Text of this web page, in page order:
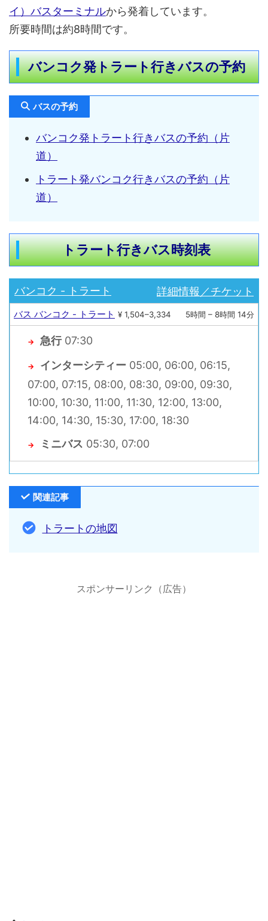
イ）バスターミナルから発着しています。
所要時間は約8時間です。
バンコク発トラート行きバスの予約
バスの予約
バンコク発トラート行きバスの予約（片
道）
トラート発バンコク行きバスの予約（片
道）
トラート行きバス時刻表
バンコク - トラート 詳細情報／チケット
バス バンコク - トラート ¥ 1,504–3,334 5時間 – 8時間 14分
→ 急行 07:30
→ インターシティー 05:00, 06:00, 06:15,
07:00, 07:15, 08:00, 08:30, 09:00, 09:30,
10:00, 10:30, 11:00, 11:30, 12:00, 13:00,
14:00, 14:30, 15:30, 17:00, 18:30
→ ミニバス 05:30, 07:00
関連記事
トラートの地図
スポンサーリンク（広告）